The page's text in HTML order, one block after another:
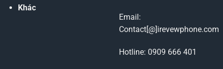
Khác
Email:
Contact[@]irevewphone.com
Hotline: 0909 666 401